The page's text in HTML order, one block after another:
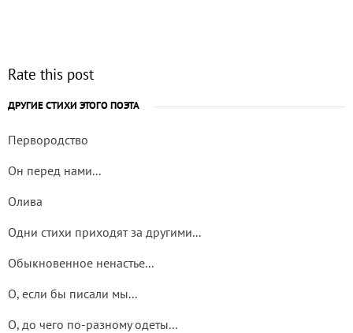
Rate this post
ДРУГИЕ СТИХИ ЭТОГО ПОЭТА
Первородство
Он перед нами...
Олива
Одни стихи приходят за другими...
Обыкновенное ненастье...
О, если бы писали мы...
О, до чего по-разному одеты...